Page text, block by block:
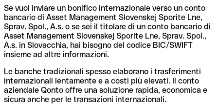
Se vuoi inviare un bonifico internazionale verso un conto
bancario di Asset Management Slovenskej Sporite Lne,
Sprav. Spol., A.s. o se sei il titolare di un conto bancario di
Asset Management Slovenskej Sporite Lne, Sprav. Spol.,
A.s. in Slovacchia, hai bisogno del codice BIC/SWIFT
insieme ad altre informazioni.
Le banche tradizionali spesso elaborano i trasferimenti
internazionali lentamente e a costi più elevati. Il conto
aziendale Qonto offre una soluzione rapida, economica e
sicura anche per le transazioni internazionali.